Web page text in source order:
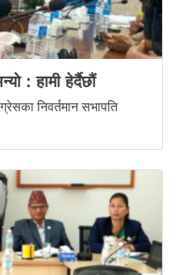
: हामी हेर्दैछौं
निवर्तमान सभापति